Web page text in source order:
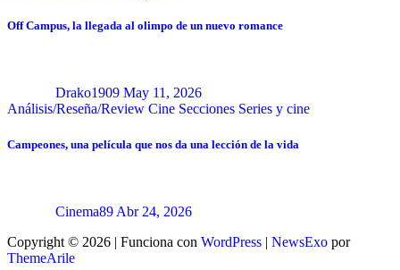
Off Campus, la llegada al olimpo de un nuevo romance
Drako1909 May 11, 2026
Análisis/Reseña/Review Cine Secciones Series y cine
Campeones, una película que nos da una lección de la vida
Cinema89 Abr 24, 2026
Copyright © 2026 | Funciona con WordPress | NewsExo por
ThemeArile